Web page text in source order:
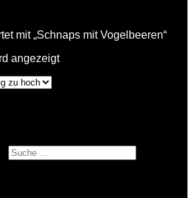
mit „Schnaps mit Vogelbeeren“
angezeigt